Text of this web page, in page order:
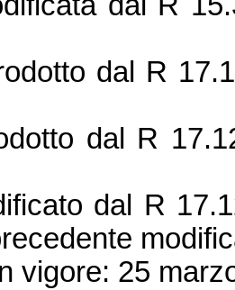
dal R
dal R
dal R
vigore: 25